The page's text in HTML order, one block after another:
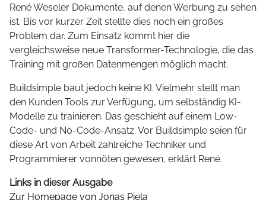
René Weseler Dokumente, auf denen Werbung zu sehen
ist. Bis vor kurzer Zeit stellte dies noch ein großes
Problem dar. Zum Einsatz kommt hier die
vergleichsweise neue Transformer-Technologie, die das
Training mit großen Datenmengen möglich macht.
Buildsimple baut jedoch keine KI. Vielmehr stellt man
den Kunden Tools zur Verfügung, um selbständig KI-
Modelle zu trainieren. Das geschieht auf einem Low-
Code- und No-Code-Ansatz. Vor Buildsimple seien für
diese Art von Arbeit zahlreiche Techniker und
Programmierer vonnöten gewesen, erklärt René.
Links in dieser Ausgabe
Zur Homepage von Jonas Piela